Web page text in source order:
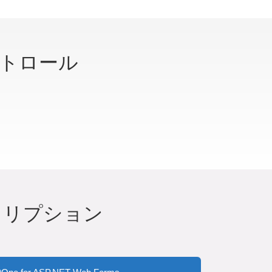
ロール
プション